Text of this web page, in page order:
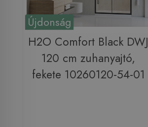
Újdonság
H2O Comfort Black DWJ
120 cm zuhanyajtó,
fekete 10260120-54-01